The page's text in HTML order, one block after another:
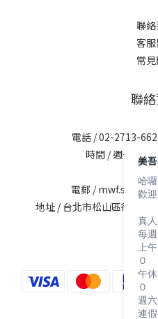
聯
客
常
聯
電話 / 02-2713-
時間 / 週一至週
電郵 /
地址 / 台北市松山區復興北
美
哈
歡
真
每
上
０
午
０
週
連